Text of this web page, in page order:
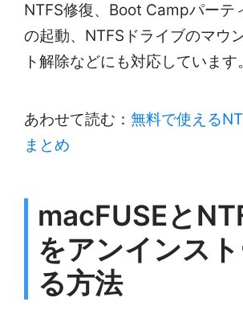
NTFS修復、Boot Campパーテ
の起動、NTFSドライブのマウ
ト解除などにも対応しています。
あわせて読む： 無料で使える
まとめ
macFUSEと
をアンインス
る方法